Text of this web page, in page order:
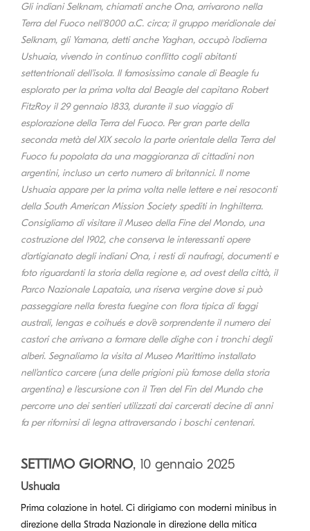
Gli indiani Selknam, chiamati anche Ona, arrivarono nella
Terra del Fuoco nell'8000 a.C. circa; il gruppo meridionale dei
Selknam, gli Yamana, detti anche Yaghan, occupò l'odierna
Ushuaia, vivendo in continuo conflitto cogli abitanti
settentrionali dell'isola. Il famosissimo canale di Beagle fu
esplorato per la prima volta dal Beagle del capitano Robert
FitzRoy il 29 gennaio 1833, durante il suo viaggio di
esplorazione della Terra del Fuoco. Per gran parte della
seconda metà del XIX secolo la parte orientale della Terra del
Fuoco fu popolata da una maggioranza di cittadini non
argentini, incluso un certo numero di britannici. Il nome
Ushuaia appare per la prima volta nelle lettere e nei resoconti
della South American Mission Society spediti in Inghilterra.
Consigliamo di visitare il Museo della Fine del Mondo, una
costruzione del 1902, che conserva le interessanti opere
d'artigianato degli indiani Ona, i resti di naufragi, documenti e
foto riguardanti la storia della regione e, ad ovest della città, il
Parco Nazionale Lapataia, una riserva vergine dove si può
passeggiare nella foresta fuegine con flora tipica di faggi
australi, lengas e coihués e dov'è sorprendente il numero dei
castori che arrivano a formare delle dighe con i tronchi degli
alberi. Segnaliamo la visita al Museo Marittimo installato
nell'antico carcere (una delle prigioni più famose della storia
argentina) e l'escursione con il Tren del Fin del Mundo che
percorre uno dei sentieri utilizzati dai carcerati decine di anni
fa per rifornirsi di legna attraversando i boschi centenari.
SETTIMO GIORNO, 10 gennaio 2025
Ushuaia
Prima colazione in hotel. Ci dirigiamo con moderni minibus in
direzione della Strada Nazionale in direzione della mitica